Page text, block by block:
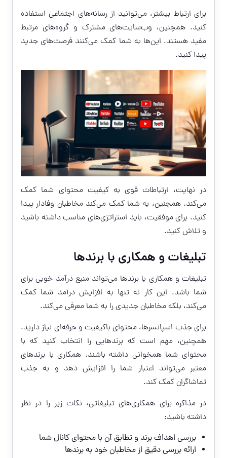
برای ارتباط بیشتر، می‌توانید از رسانه‌های اجتماعی استفاده
کنید. همچنین، وب‌سایت‌های مشترک و گروه‌های مرتبط
مفید هستند. این‌ها به شما کمک می‌کنند فرصت‌های جدید
پیدا کنید.
در نهایت، ارتباطات قوی به کیفیت محتوای شما کمک
می‌کند. همچنین، به شما کمک می‌کند مخاطبان وفادار پیدا
کنید. برای موفقیت، باید استراتژی‌های مناسب داشته باشید
و تلاش کنید.
تبلیغات و همکاری با برندها
تبلیغات و همکاری با برندها می‌تواند منبع درآمد خوبی برای
شما باشد. این کار نه تنها به افزایش درآمد شما کمک
می‌کند، بلکه مخاطبان جدیدی را به شما معرفی می‌کند.
برای جذب اسپانسرها، محتوای باکیفیت و حرفه‌ای نیاز دارید.
همچنین، مهم است که برندهایی را انتخاب کنید که با
محتوای شما همخوانی داشته باشند. همکاری با برندهای
معتبر می‌تواند اعتبار شما را افزایش دهد و به جذب
تماشاگران کمک کند.
در مذاکره برای همکاری‌های تبلیغاتی، نکات زیر را در نظر
داشته باشید:
بررسی اهداف برند و تطابق آن با محتوای کانال شما
ارائه بررسی دقیق از مخاطبان خود به برندها